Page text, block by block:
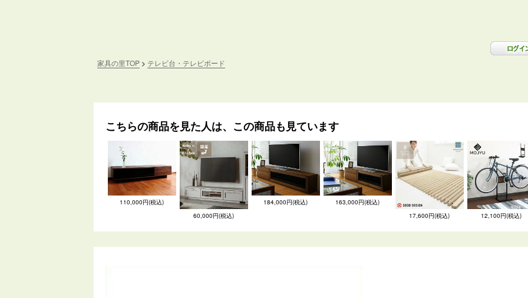
家具の里TOP テレビ台・テレビボード
こちらの商品を見た人は、この商品も見ています
110,000円(税込)
60,000円(税込)
184,000円(税込)
163,000円(税込)
17,600円(税込)
12,100円(税込)